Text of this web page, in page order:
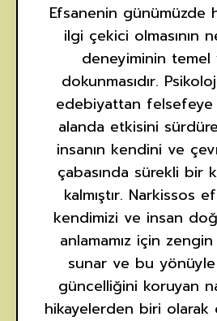
Efsanenin günümüzde
ilgi çekici olmasının
deneyiminin
dokunmasıdır.
edebiyattan
alanda etkisini
insanın kendini ve
çabasında sürekli bir
kalmıştır. Narkissos
kendimizi ve insan
anlamamız için
sunar ve bu
güncelliğini koruyan
hikayelerden biri olarak